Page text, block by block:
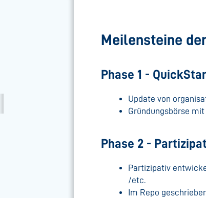
Meilensteine
Phase 1 -
Update von
Gründungsbörse
Phase 2 -
Partizipativ
/etc.
Im Repo